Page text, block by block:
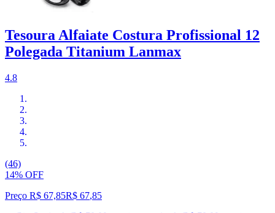
Tesoura Alfaiate Costura Profissional 12
Polegada Titanium Lanmax
4.8
(46)
14% OFF
Preço R$ 67,85R$ 67,85